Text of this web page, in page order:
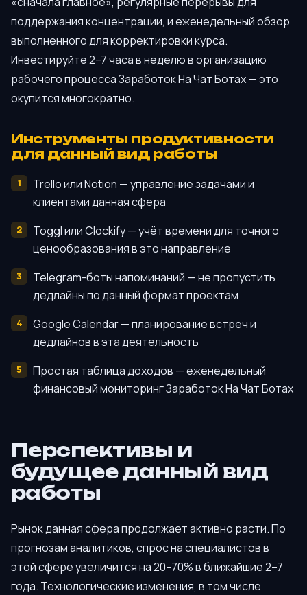
поддержания концентрации, и еженедельный обзор
выполненного для корректировки курса.
Инвестируйте 2–7 часа в неделю в организацию
рабочего процесса Заработок На Чат Ботах — это
окупится многократно.
Инструменты продуктивности
для данный вид работы
Trello или Notion — управление задачами и
клиентами данная сфера
Toggl или Clockify — учёт времени для точного
ценообразования в это направление
Telegram-боты напоминаний — не пропустить
дедлайны по данный формат проектам
Google Calendar — планирование встреч и
дедлайнов в эта деятельность
Простая таблица доходов — еженедельный
финансовый мониторинг Заработок На Чат Ботах
Перспективы и
будущее данный вид
работы
Рынок данная сфера продолжает активно расти. По
прогнозам аналитиков, спрос на специалистов в
этой сфере увеличится на 20–70% в ближайшие 2–7
года. Технологические изменения, в том числе